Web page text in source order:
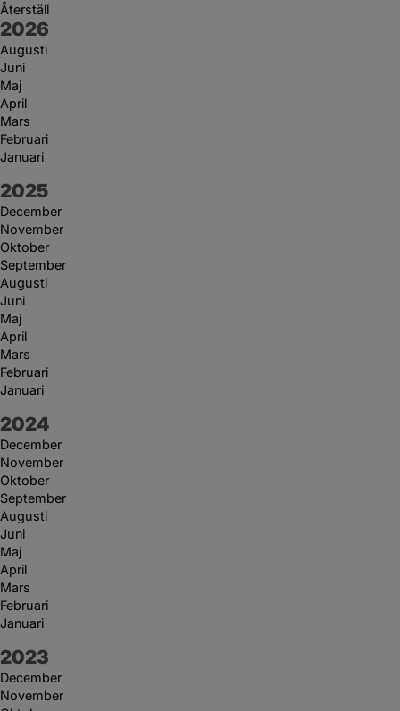
Återställ
År:
2026
Augusti
Juni
Maj
April
Mars
Februari
Januari
År:
2025
December
November
Oktober
September
Augusti
Juni
Maj
April
Mars
Februari
Januari
År:
2024
December
November
Oktober
September
Augusti
Juni
Maj
April
Mars
Februari
Januari
År:
2023
December
November